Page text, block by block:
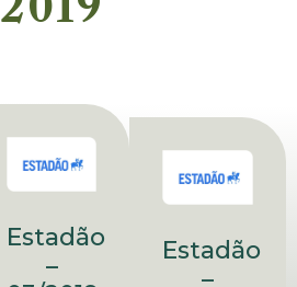
Estadão
–
Estadão
–